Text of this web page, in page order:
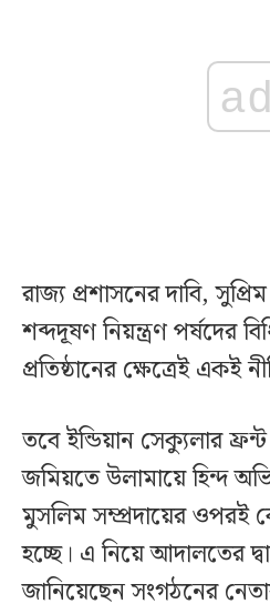
ad
রাজ্য প্রশাসনের দাবি,
শব্দদূষণ নিয়ন্ত্রণ পর্ষদের
প্রতিষ্ঠানের ক্ষেত্রেই একই
তবে ইন্ডিয়ান সেক্যুলার
জমিয়তে উলামায়ে হিন্দ
মুসলিম সম্প্রদায়ের ওপরই
হচ্ছে। এ নিয়ে আদালতের
জানিয়েছেন সংগঠনের